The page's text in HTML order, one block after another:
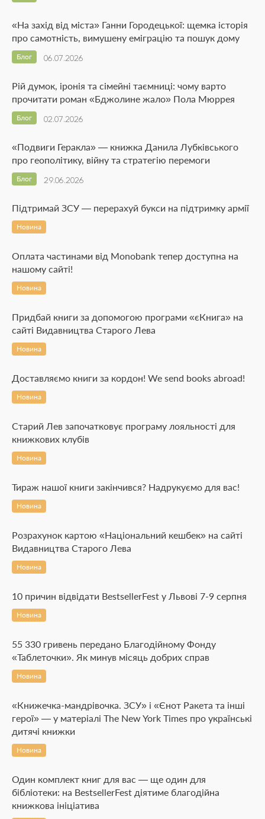
«На захід від міста» Ганни Городецької: щемка історія
про самотність, вимушену еміграцію та пошук дому
06.07.2026
Блог
Рій думок, іронія та сімейні таємниці: чому варто
прочитати роман «Бджолине жало» Пола Мюррея
02.07.2026
Блог
«Подвиги Геракла» — книжка Данила Лубківського
про геополітику, війну та стратегію перемоги
29.06.2026
Блог
Підтримай ЗСУ — перерахуй букси на підтримку армії
Новина
Оплата частинами від Monobank тепер доступна на
нашому сайті!
Новина
Придбай книги за допомогою програми «єКнига» на
сайті Видавництва Старого Лева
Новина
Доставляємо книги за кордон! We send books abroad!
Новина
Старий Лев започатковує програму лояльності для
книжкових клубів
Новина
Тираж нашої книги закінчився? Надрукуємо для вас!
Новина
Розрахунок картою «Національний кешбек» на сайті
Видавництва Старого Лева
Новина
10 причин відвідати BestsellerFest у Львові 7-9 серпня
Новина
55 330 гривень передано Благодійному Фонду
«Таблеточки». Як минув місяць добрих справ
Новина
«Книжечка-мандрівочка. ЗСУ» і «Єнот Ракета та інші
герої» — у матеріалі The New York Times про українські
дитячі книжки
Новина
Один комплект книг для вас — ще один для
бібліотеки: на BestsellerFest діятиме благодійна
книжкова ініціатива